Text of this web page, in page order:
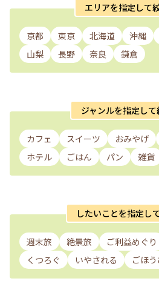
エリアを指定して
京都 東京 北海道 沖縄
山梨
長野 奈良 鎌倉
ジャンルを指定し
カフェ スイーツ おみやげ
ホテル
ごはん パン 雑貨
したいことを指定し
週末旅 絶景旅 ご利益めぐり
くつろぐ
いやされる ごほ